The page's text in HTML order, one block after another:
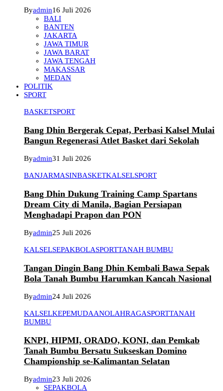
Byadmin16 Juli 2026
BALI
BANTEN
JAKARTA
JAWA TIMUR
JAWA BARAT
JAWA TENGAH
MAKASSAR
MEDAN
POLITIK
SPORT
BASKETSPORT
Bang Dhin Bergerak Cepat, Perbasi Kalsel Mulai
Bangun Regenerasi Atlet Basket dari Sekolah
Byadmin31 Juli 2026
BANJARMASINBASKETKALSELSPORT
Bang Dhin Dukung Training Camp Spartans
Dream City di Manila, Bagian Persiapan
Menghadapi Prapon dan PON
Byadmin25 Juli 2026
KALSELSEPAKBOLASPORTTANAH BUMBU
Tangan Dingin Bang Dhin Kembali Bawa Sepak
Bola Tanah Bumbu Harumkan Kancah Nasional
Byadmin24 Juli 2026
KALSELKEPEMUDAANOLAHRAGASPORTTANAH
BUMBU
KNPI, HIPMI, ORADO, KONI, dan Pemkab
Tanah Bumbu Bersatu Sukseskan Domino
Championship se-Kalimantan Selatan
Byadmin23 Juli 2026
SEPAKBOLA